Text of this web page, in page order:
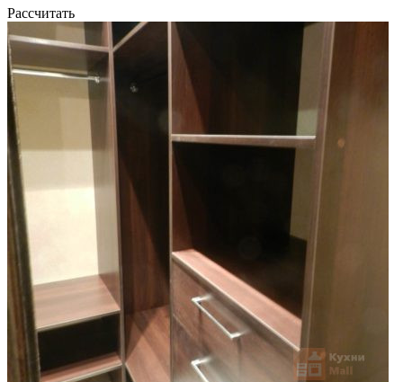
Рассчитать